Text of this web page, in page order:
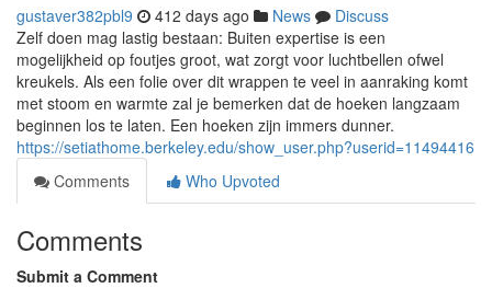
gustaver382pbl9 412 days ago News
Discuss
Zelf doen mag lastig bestaan: Buiten expertise is een
mogelijkheid op foutjes groot, wat zorgt voor luchtbellen ofwel
kreukels. Als een folie over dit wrappen te veel in aanraking komt
met stoom en warmte zal je bemerken dat de hoeken langzaam
beginnen los te laten. Een hoeken zijn immers dunner.
https://setiathome.berkeley.edu/show_user.php?userid=11494416
Comments
Who Upvoted
Comments
Submit a Comment